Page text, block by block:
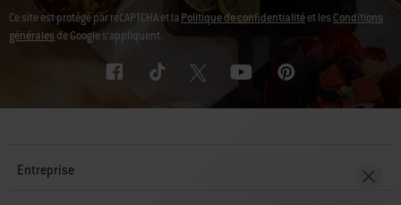
Ce site est protégé par reCAPTCHA et la Politique de confidentialitéet lesConditions
généralesde Google s’appliquent.
Entreprise